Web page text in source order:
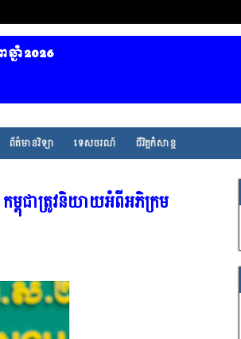
នាំ 2026
ព័ត៌មានវិទ្យា ទេសចរណ៍ ជីវិត្តកំសាន្ត
ពុជាត្រូវនិយាយអំពីអភិក្រម